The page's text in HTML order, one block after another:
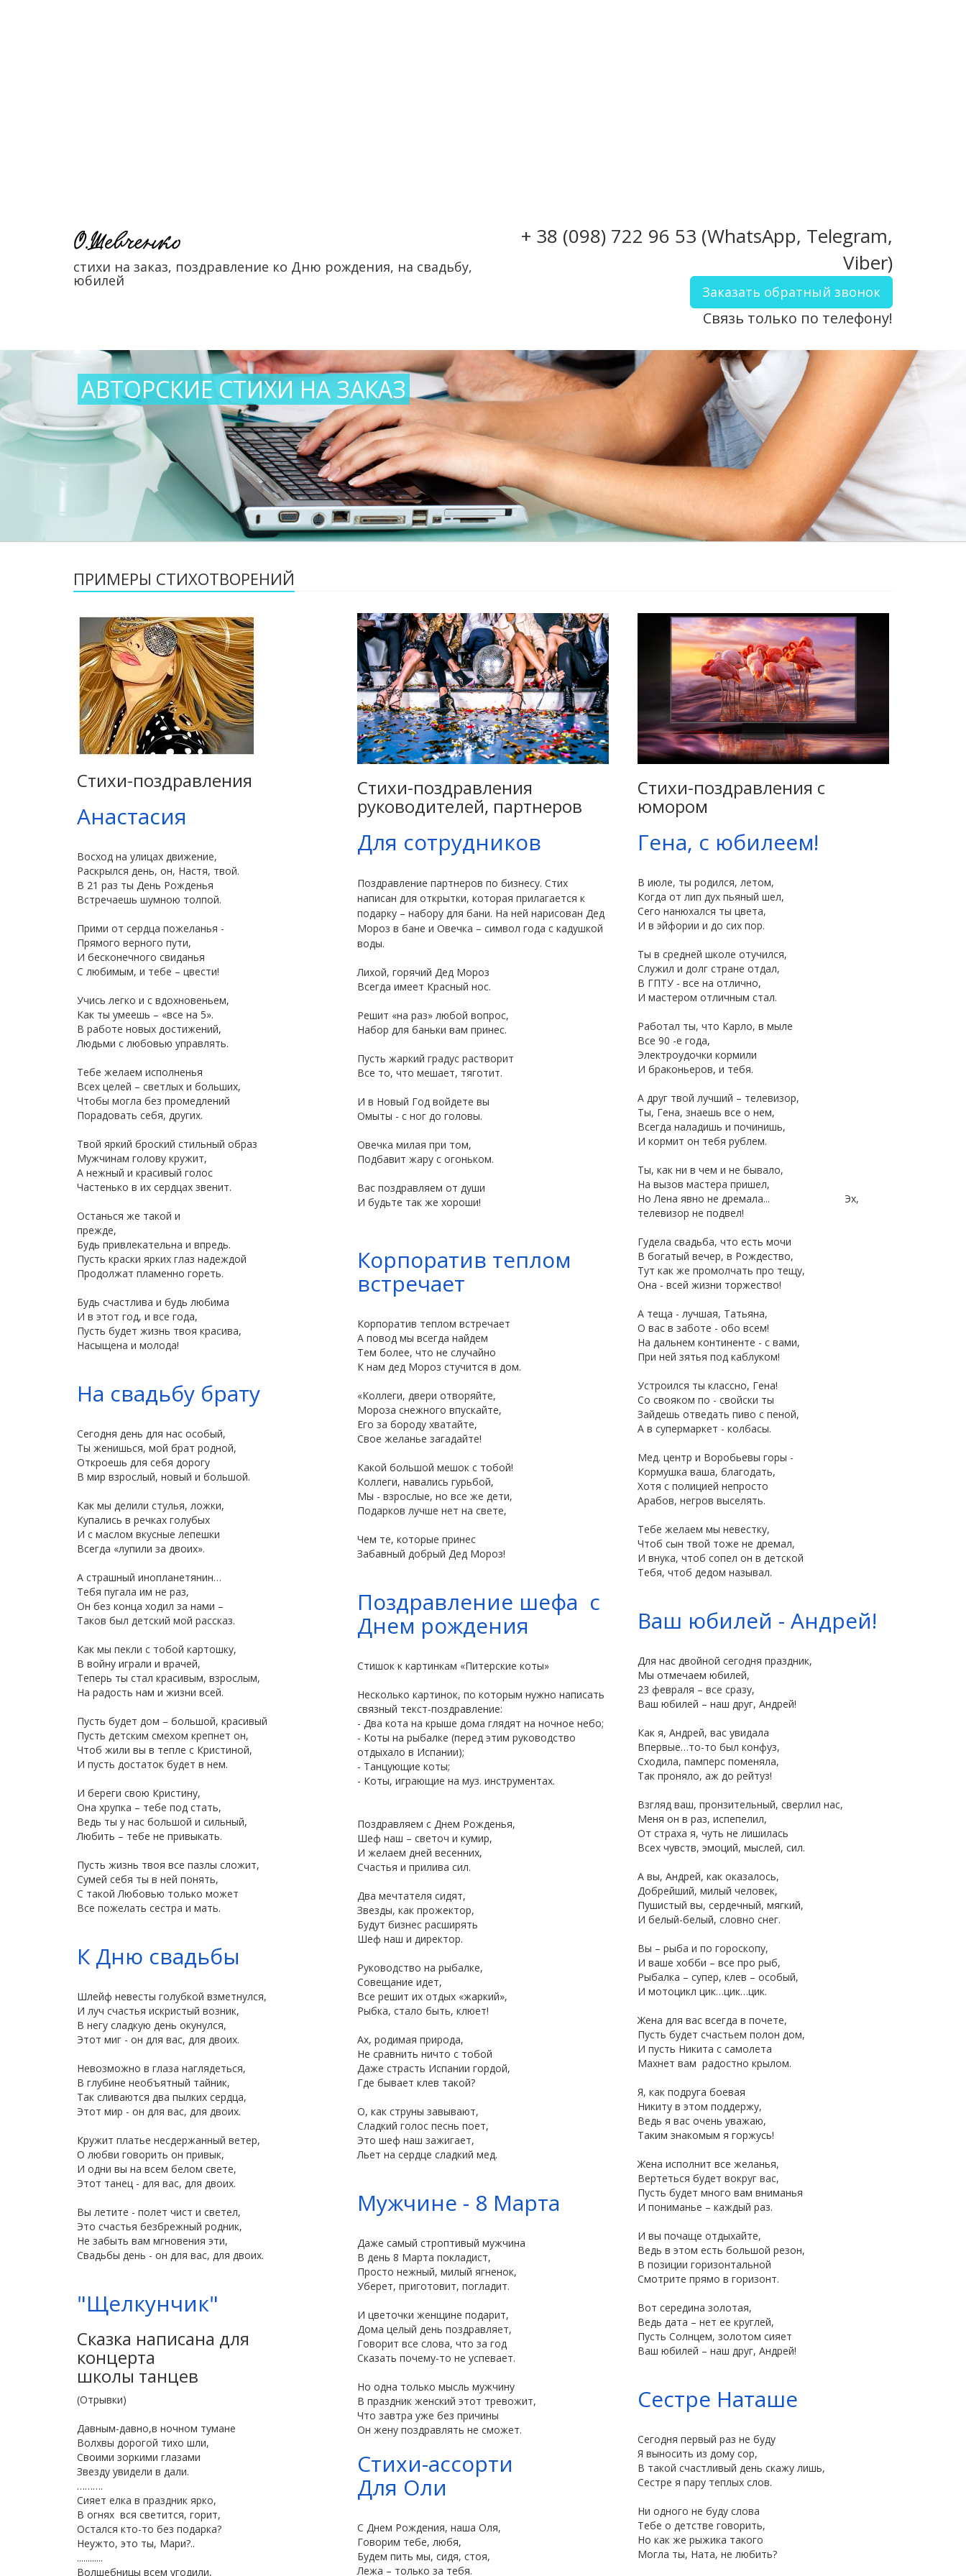
стихи на заказ, поздравление ко Дню рождения, на свадьбу,
юбилей
+ 38 (098) 722 96 53 (WhatsApp, Telegram,
Viber)
Заказать обратный звонок
Связь только по телефону!
АВТОРСКИЕ СТИХИ НА ЗАКАЗ
ПРИМЕРЫ СТИХОТВОРЕНИЙ
Стихи-поздравления
Анастасия
Восход на улицах движение,
Раскрылся день, он, Настя, твой.
В 21 раз ты День Рожденья
Встречаешь шумною толпой.
Прими от сердца пожеланья -
Прямого верного пути,
И бесконечного свиданья
С любимым, и тебе – цвести!
Учись легко и с вдохновеньем,
Как ты умеешь – «все на 5».
В работе новых достижений,
Людьми с любовью управлять.
Тебе желаем исполненья
Всех целей – светлых и больших,
Чтобы могла без промедлений
Порадовать себя, других.
Твой яркий броский стильный образ
Мужчинам голову кружит,
А нежный и красивый голос
Частенько в их сердцах звенит.
Останься же такой и
прежде,
Будь привлекательна и впредь.
Пусть краски ярких глаз надеждой
Продолжат пламенно гореть.
Будь счастлива и будь любима
И в этот год, и все года,
Пусть будет жизнь твоя красива,
Насыщена и молода!
На свадьбу брату
Сегодня день для нас особый,
Ты женишься, мой брат родной,
Откроешь для себя дорогу
В мир взрослый, новый и большой.
Как мы делили стулья, ложки,
Купались в речках голубых
И с маслом вкусные лепешки
Всегда «лупили за двоих».
А страшный инопланетянин…
Тебя пугала им не раз,
Он без конца ходил за нами –
Таков был детский мой рассказ.
Как мы пекли с тобой картошку,
В войну играли и врачей,
Теперь ты стал красивым, взрослым,
На радость нам и жизни всей.
Пусть будет дом – большой, красивый
Пусть детским смехом крепнет он,
Чтоб жили вы в тепле с Кристиной,
И пусть достаток будет в нем.
И береги свою Кристину,
Она хрупка – тебе под стать,
Ведь ты у нас большой и сильный,
Любить – тебе не привыкать.
Пусть жизнь твоя все пазлы сложит,
Сумей себя ты в ней понять,
С такой Любовью только может
Все пожелать сестра и мать.
К Дню свадьбы
Шлейф невесты голубкой взметнулся,
И луч счастья искристый возник,
В негу сладкую день окунулся,
Этот миг - он для вас, для двоих.
Невозможно в глаза наглядеться,
В глубине необъятный тайник,
Так сливаются два пылких сердца,
Этот мир - он для вас, для двоих.
Кружит платье несдержанный ветер,
О любви говорить он привык,
И одни вы на всем белом свете,
Этот танец - для вас, для двоих.
Вы летите - полет чист и светел,
Это счастья безбрежный родник,
Не забыть вам мгновения эти,
Свадьбы день - он для вас, для двоих.
"Щелкунчик"
Сказка написана для
концерта
школы танцев
(Отрывки)
Давным-давно,в ночном тумане
Волхвы дорогой тихо шли,
Своими зоркими глазами
Звезду увидели в дали.
……….
Сияет елка в праздник ярко,
В огнях вся светится, горит,
Остался кто-то без подарка?
Неужто, это ты, Мари?..
............
Волшебницы всем угодили,
Стихи-поздравления
руководителей, партнеров
Для сотрудников
Поздравление партнеров по бизнесу. Стих
написан для открытки, которая прилагается к
подарку – набору для бани. На ней нарисован Дед
Мороз в бане и Овечка – символ года с кадушкой
воды.
Лихой, горячий Дед Мороз
Всегда имеет Красный нос.
Решит «на раз» любой вопрос,
Набор для баньки вам принес.
Пусть жаркий градус растворит
Все то, что мешает, тяготит.
И в Новый Год войдете вы
Омыты - с ног до головы.
Овечка милая при том,
Подбавит жару с огоньком.
Вас поздравляем от души
И будьте так же хороши!
Корпоратив теплом
встречает
Корпоратив теплом встречает
А повод мы всегда найдем
Тем более, что не случайно
К нам дед Мороз стучится в дом.
«Коллеги, двери отворяйте,
Мороза снежного впускайте,
Его за бороду хватайте,
Свое желанье загадайте!
Какой большой мешок с тобой!
Коллеги, навались гурьбой,
Мы - взрослые, но все же дети,
Подарков лучше нет на свете,
Чем те, которые принес
Забавный добрый Дед Мороз!
Поздравление шефа с
Днем рождения
Стишок к картинкам «Питерские коты»
Несколько картинок, по которым нужно написать
связный текст-поздравление:
- Два кота на крыше дома глядят на ночное небо;
- Коты на рыбалке (перед этим руководство
отдыхало в Испании);
- Танцующие коты;
- Коты, играющие на муз. инструментах.
Поздравляем с Днем Рожденья,
Шеф наш – светоч и кумир,
И желаем дней весенних,
Счастья и прилива сил.
Два мечтателя сидят,
Звезды, как прожектор,
Будут бизнес расширять
Шеф наш и директор.
Руководство на рыбалке,
Совещание идет,
Все решит их отдых «жаркий»,
Рыбка, стало быть, клюет!
Ах, родимая природа,
Не сравнить ничто с тобой
Даже страсть Испании гордой,
Где бывает клев такой?
О, как струны завывают,
Сладкий голос песнь поет,
Это шеф наш зажигает,
Льет на сердце сладкий мед.
Мужчине - 8 Марта
Даже самый строптивый мужчина
В день 8 Марта покладист,
Просто нежный, милый ягненок,
Уберет, приготовит, погладит.
И цветочки женщине подарит,
Дома целый день поздравляет,
Говорит все слова, что за год
Сказать почему-то не успевает.
Но одна только мысль мужчину
В праздник женский этот тревожит,
Что завтра уже без причины
Он жену поздравлять не сможет.
Стихи-ассорти
Для Оли
С Днем Рождения, наша Оля,
Говорим тебе, любя,
Будем пить мы, сидя, стоя,
Лежа – только за тебя.
Стихи-поздравления с
юмором
Гена, с юбилеем!
В июле, ты родился, летом,
Когда от лип дух пьяный шел,
Сего нанюхался ты цвета,
И в эйфории и до сих пор.
Ты в средней школе отучился,
Служил и долг стране отдал,
В ГПТУ - все на отлично,
И мастером отличным стал.
Работал ты, что Карло, в мыле
Все 90 -е года,
Электроудочки кормили
И браконьеров, и тебя.
А друг твой лучший – телевизор,
Ты, Гена, знаешь все о нем,
Всегда наладишь и починишь,
И кормит он тебя рублем.
Ты, как ни в чем и не бывало,
На вызов мастера пришел,
Но Лена явно не дремала... Эх,
телевизор не подвел!
Гудела свадьба, что есть мочи
В богатый вечер, в Рождество,
Тут как же промолчать про тещу,
Она - всей жизни торжество!
А теща - лучшая, Татьяна,
О вас в заботе - обо всем!
На дальнем континенте - с вами,
При ней зятья под каблуком!
Устроился ты классно, Гена!
Со свояком по - свойски ты
Зайдешь отведать пиво с пеной,
А в супермаркет - колбасы.
Мед. центр и Воробьевы горы -
Кормушка ваша, благодать,
Хотя с полицией непросто
Арабов, негров выселять.
Тебе желаем мы невестку,
Чтоб сын твой тоже не дремал,
И внука, чтоб сопел он в детской
Тебя, чтоб дедом называл.
Ваш юбилей - Андрей!
Для нас двойной сегодня праздник,
Мы отмечаем юбилей,
23 февраля – все сразу,
Ваш юбилей – наш друг, Андрей!
Как я, Андрей, вас увидала
Впервые…то-то был конфуз,
Сходила, памперс поменяла,
Так проняло, аж до рейтуз!
Взгляд ваш, пронзительный, сверлил нас,
Меня он в раз, испепелил,
От страха я, чуть не лишилась
Всех чувств, эмоций, мыслей, сил.
А вы, Андрей, как оказалось,
Добрейший, милый человек,
Пушистый вы, сердечный, мягкий,
И белый-белый, словно снег.
Вы – рыба и по гороскопу,
И ваше хобби – все про рыб,
Рыбалка – супер, клев – особый,
И мотоцикл цик…цик…цик.
Жена для вас всегда в почете,
Пусть будет счастьем полон дом,
И пусть Никита с самолета
Махнет вам радостно крылом.
Я, как подруга боевая
Никиту в этом поддержу,
Ведь я вас очень уважаю,
Таким знакомым я горжусь!
Жена исполнит все желанья,
Вертеться будет вокруг вас,
Пусть будет много вам вниманья
И пониманье – каждый раз.
И вы почаще отдыхайте,
Ведь в этом есть большой резон,
В позиции горизонтальной
Смотрите прямо в горизонт.
Вот середина золотая,
Ведь дата – нет ее круглей,
Пусть Солнцем, золотом сияет
Ваш юбилей – наш друг, Андрей!
Сестре Наташе
Сегодня первый раз не буду
Я выносить из дому сор,
В такой счастливый день скажу лишь,
Сестре я пару теплых слов.
Ни одного не буду слова
Тебе о детстве говорить,
Но как же рыжика такого
Могла ты, Ната, не любить?